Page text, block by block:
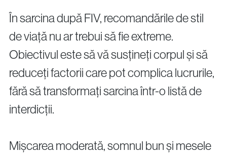
În sarcina după FIV, recomandările de stil
de viață nu ar trebui să fie extreme.
Obiectivul este să vă susțineți corpul și să
reduceți factorii care pot complica lucrurile,
fără să transformați sarcina într-o listă de
interdicții.
Mișcarea moderată, somnul bun și mesele